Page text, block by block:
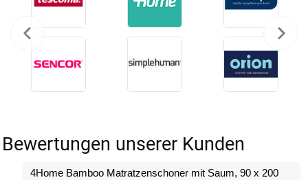
Bewertungen unserer Kunden
4Home Bamboo Matratzenschoner mit Saum, 90 x 200